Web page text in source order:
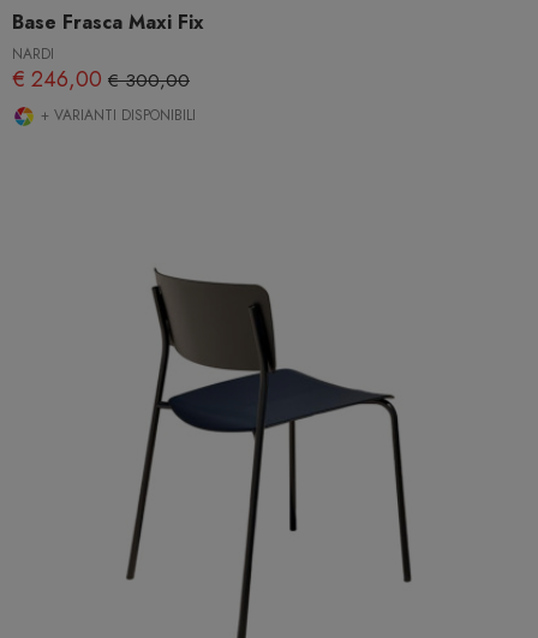
Base Frasca Maxi Fix
NARDI
€ 246,00 € 300,00
+ VARIANTI DISPONIBILI